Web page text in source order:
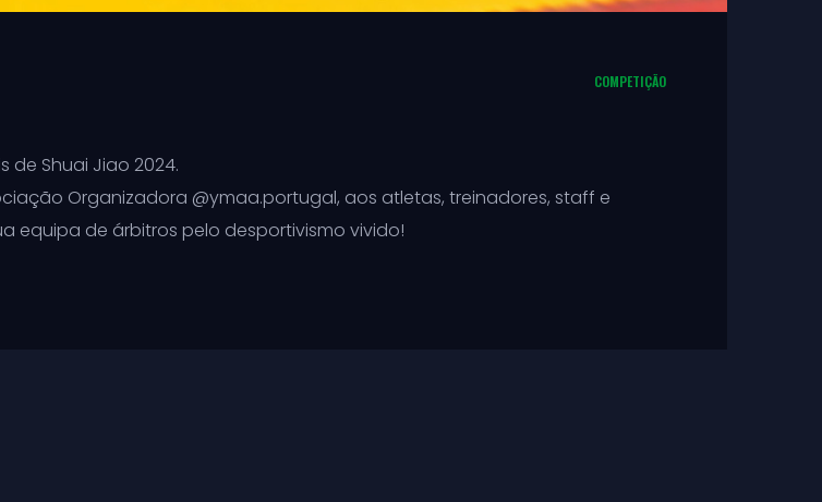
COMPETIÇÃO
de Shuai Jiao 2024.
Organizadora @ymaa.portugal, aos atletas, treinadores, staff e
equipa de árbitros pelo desportivismo vivido!